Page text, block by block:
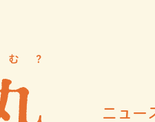
ニュー